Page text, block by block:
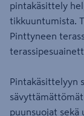
pintakäsittely
tikkuuntumista.
Pinttyneen
Pintakäsittelyyn
puunsuojat